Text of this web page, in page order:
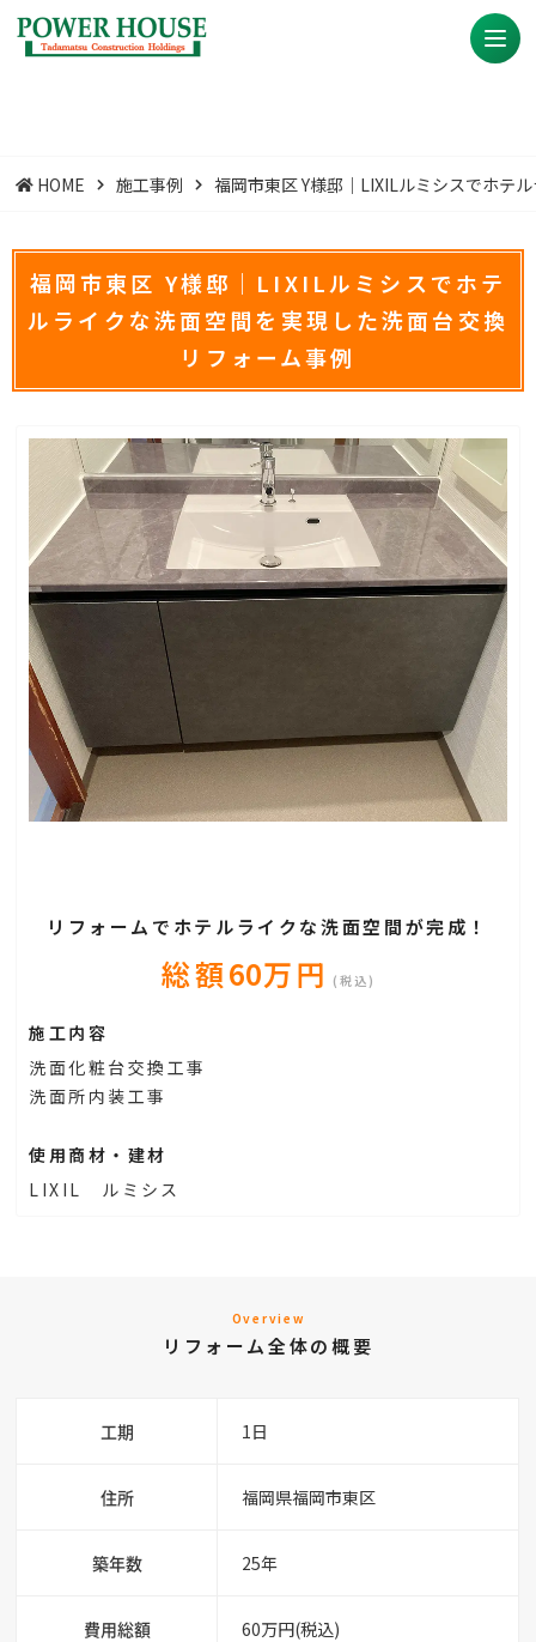
HOME 施工事例 福岡市東区 Y様邸｜LIXILルミシスでホテ
福岡市東区 Y様邸｜LIXILルミシスでホテ
ルライクな洗面空間を実現した洗面台交換
リフォーム事例
リフォームでホテルライクな洗面空間が完成！
総額60万円 (税込)
施工内容
洗面化粧台交換工事
洗面所内装工事
使用商材・建材
LIXIL ルミシス
Overview
リフォーム全体の概要
工期 1日
住所 福岡県福岡市東区
築年数 25年
費用総額 60万円(税込)